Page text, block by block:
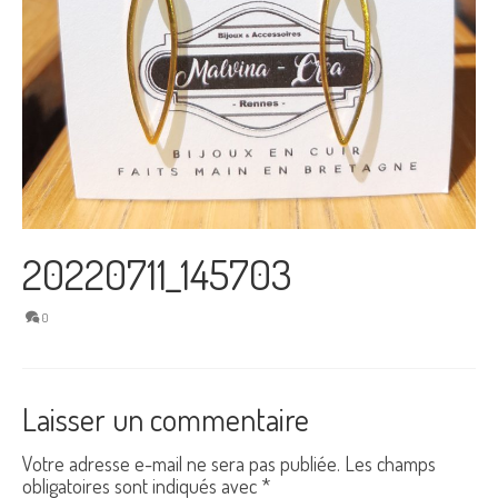
20220711_145703
0
Laisser un commentaire
Votre adresse e-mail ne sera pas publiée. Les champs
obligatoires sont indiqués avec *